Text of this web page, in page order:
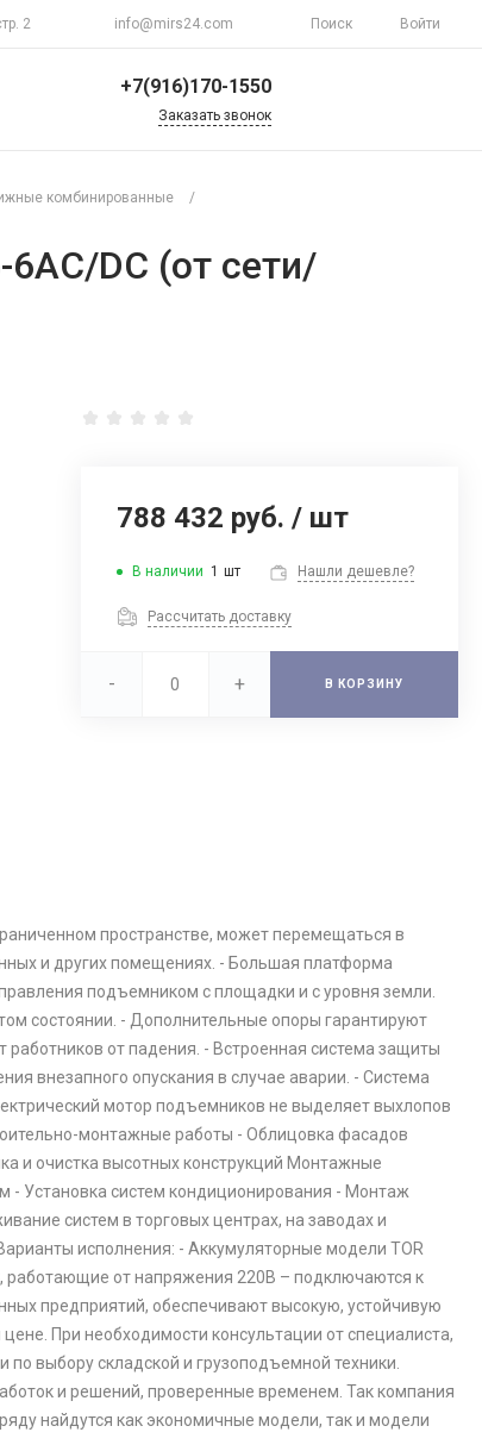
2 info@mirs24.com Поиск Войти
+7(916)170-1550
г. Москва, ул.
Верхоянская д.18 стр.
Пн-Пт 10:00-20:00
Воскресенье
Выходной
Заказать звонок
комбинированные
/
DC (от сети/
788 432 руб./ шт
В наличии 1 шт Нашли дешевле?
Рассчитать доставку
- + В КОРЗИНУ
пространстве, может перемещаться в
и других помещениях. - Большая платформа
подъемником с площадки и с уровня земли.
состоянии. - Дополнительные опоры гарантируют
от падения. - Встроенная система защиты
внезапного опускания в случае аварии. - Система
мотор подъемников не выделяет выхлопов
монтажные работы - Облицовка фасадов
и очистка высотных конструкций Монтажные
- Установка систем кондиционирования - Монтаж
систем в торговых центрах, на заводах и
исполнения: - Аккумуляторные модели TOR
работающие от напряжения 220В – подключаются к
предприятий, обеспечивают высокую, устойчивую
При необходимости консультации от специалиста,
выбору складской и грузоподъемной техники.
и решений, проверенные временем. Так компания
найдутся как экономичные модели, так и модели